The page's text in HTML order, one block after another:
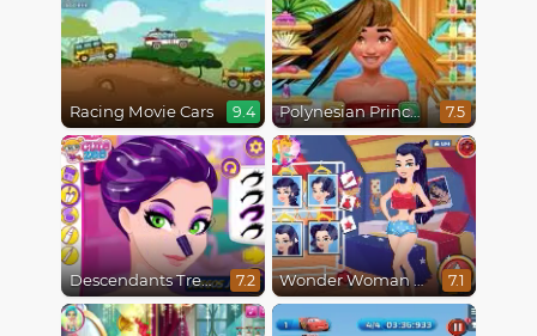
Racing Movie Cars 9.4 Polynesian Princess Real Haircuts 7.5
Descendants Trendsetters 7.2 Wonder Woman Fashion Event 7.1